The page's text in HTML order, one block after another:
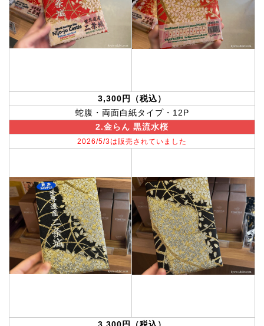
3,300円（税込）
蛇腹・両面白紙タイプ・12P
2.金らん 黒流水桜
2026/5/3は販売されていました